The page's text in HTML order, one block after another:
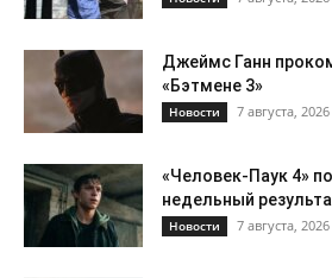
Джеймс Ганн
«Бэтмене 3»
Новости 7 августа, 2026
«Человек-Паук 4»
недельный
Новости 7 августа, 2026